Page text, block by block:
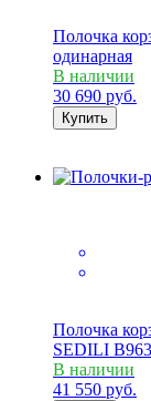
Полочка
одинарная
В наличии
30 690 руб.
Купить
Полочка
SEDILI
В наличии
41 550 руб.